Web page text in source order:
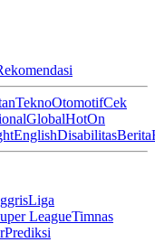
TeknoOtomotifCek
GlobalHotOn
EnglishDisabilitasBerita
Liga
LeagueTimnas
Prediksi